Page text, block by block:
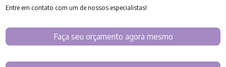
Entre em contato com um de nossos especialistas!
Faça seu orçamento agora mesmo